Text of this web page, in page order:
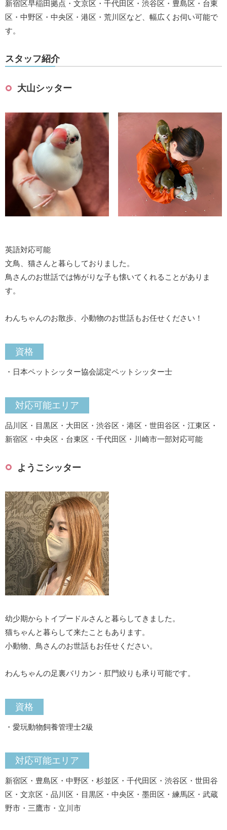
新宿区早稲田拠点・文京区・千代田区・渋谷区・豊島区・台東
区・中野区・中央区・港区・荒川区など、幅広くお伺い可能で
す。
スタッフ紹介
大山シッター
英語対応可能
文鳥、猫さんと暮らしておりました。
鳥さんのお世話では怖がりな子も懐いてくれることがありま
す。
わんちゃんのお散歩、小動物のお世話もお任せください！
資格
・日本ペットシッター協会認定ペットシッター士
対応可能エリア
品川区・目黒区・大田区・渋谷区・港区・世田谷区・江東区・
新宿区・中央区・台東区・千代田区・川崎市一部対応可能
ようこシッター
幼少期からトイプードルさんと暮らしてきました。
猫ちゃんと暮らして来たこともあります。
小動物、鳥さんのお世話もお任せください。
わんちゃんの足裏バリカン・肛門絞りも承り可能です。
資格
・愛玩動物飼養管理士2級
対応可能エリア
新宿区・豊島区・中野区・杉並区・千代田区・渋谷区・世田谷
区・文京区・品川区・目黒区・中央区・墨田区・練馬区・武蔵
野市・三鷹市・立川市